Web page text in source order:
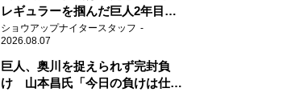
レギュラーを掴んだ巨人2年目の
新人王候補
ショウアップナイタースタッフ
2026.08.07
巨人、奥川を捉えられず完封負
け 山本昌氏「今日の負けは仕方